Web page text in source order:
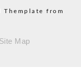
Themplate from
Site Map